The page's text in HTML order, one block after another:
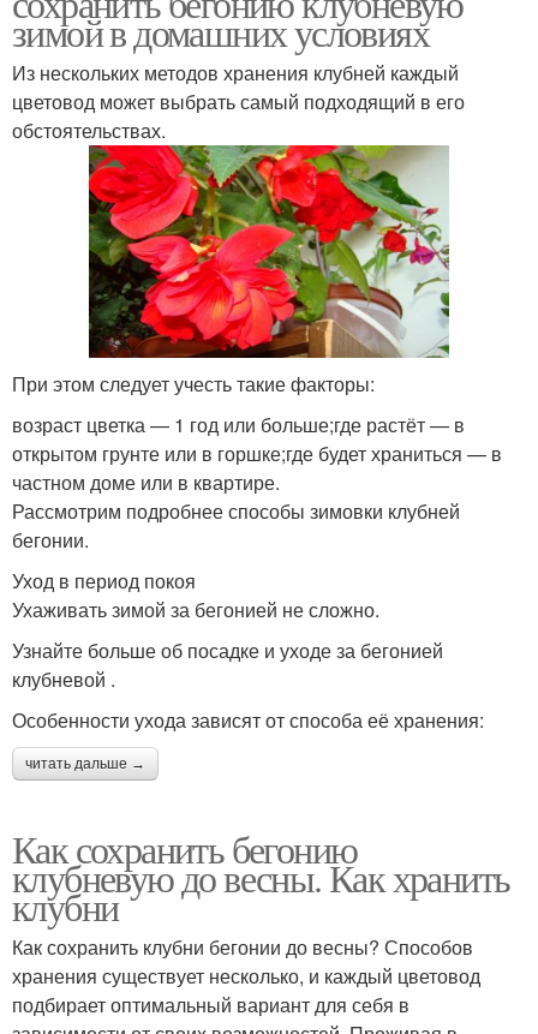
зимой в домашних условиях
Из нескольких методов хранения клубней каждый
цветовод может выбрать самый подходящий в его
обстоятельствах.
При этом следует учесть такие факторы:
возраст цветка — 1 год или больше;где растёт — в
открытом грунте или в горшке;где будет храниться — в
частном доме или в квартире.
Рассмотрим подробнее способы зимовки клубней
бегонии.
Уход в период покоя
Ухаживать зимой за бегонией не сложно.
Узнайте больше об посадке и уходе за бегонией
клубневой .
Особенности ухода зависят от способа её хранения:
читать дальше →
Как сохранить бегонию
клубневую до весны. Как хранить
клубни
Как сохранить клубни бегонии до весны? Способов
хранения существует несколько, и каждый цветовод
подбирает оптимальный вариант для себя в